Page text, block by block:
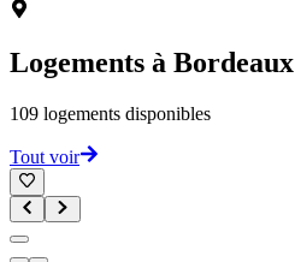
Logements à Bordeaux
109 logements disponibles
Tout voir